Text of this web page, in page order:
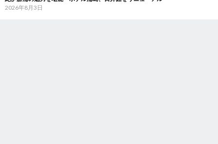
2026年8月3日